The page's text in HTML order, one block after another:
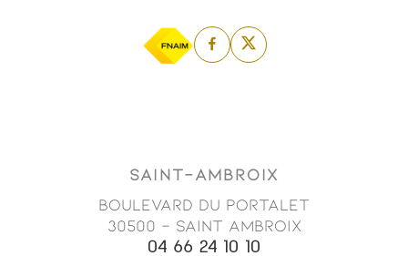
SAINT-AMBROIX
Boulevard du Portalet
30500 - SAINT AMBROIX
04 66 24 10 10